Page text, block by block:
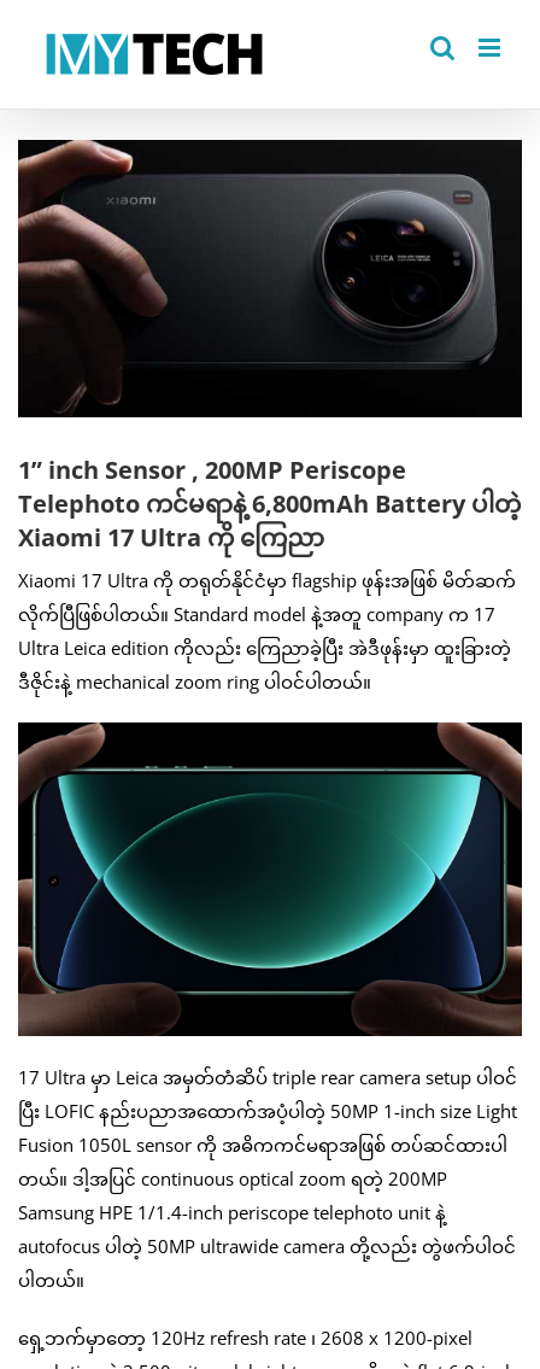
View
Larger
Image
1” inch Sensor , 200MP Periscope
Telephoto ကင်မရာနဲ့ 6,800mAh Battery ပါတဲ့
Xiaomi 17 Ultra ကို ကြေညာ
Xiaomi 17 Ultra ကို တရုတ်နိုင်ငံမှာ flagship ဖုန်းအဖြစ် မိတ်ဆက်
လိုက်ပြီဖြစ်ပါတယ်။ Standard model နဲ့အတူ company က 17
Ultra Leica edition ကိုလည်း ကြေညာခဲ့ပြီး အဲဒီဖုန်းမှာ ထူးခြားတဲ့
ဒီဇိုင်းနဲ့ mechanical zoom ring ပါဝင်ပါတယ်။
17 Ultra မှာ Leica အမှတ်တံဆိပ် triple rear camera setup ပါဝင်
ပြီး LOFIC နည်းပညာအထောက်အပံ့ပါတဲ့ 50MP 1-inch size Light
Fusion 1050L sensor ကို အဓိကကင်မရာအဖြစ် တပ်ဆင်ထားပါ
တယ်။ ဒါ့အပြင် continuous optical zoom ရတဲ့ 200MP
Samsung HPE 1/1.4-inch periscope telephoto unit နဲ့
autofocus ပါတဲ့ 50MP ultrawide camera တို့လည်း တွဲဖက်ပါဝင်
ပါတယ်။
ရှေ့ဘက်မှာတော့ 120Hz refresh rate ၊ 2608 x 1200-pixel